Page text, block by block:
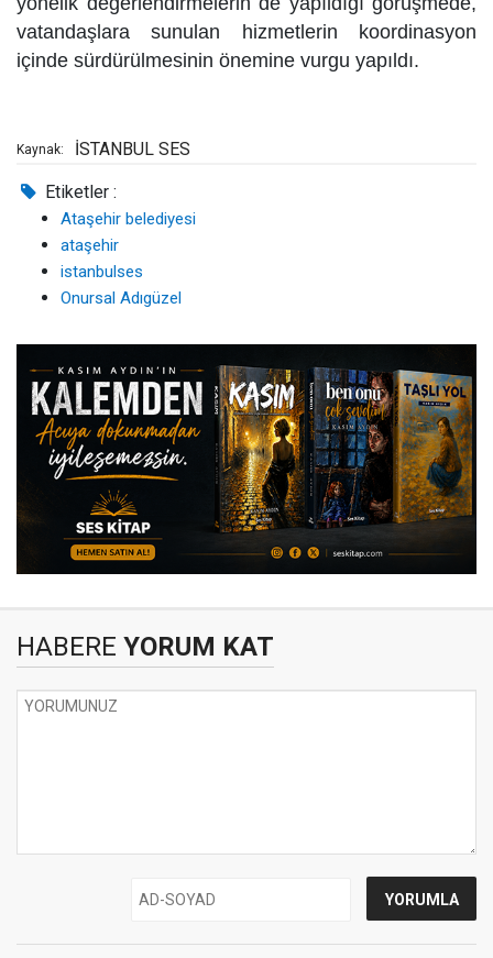
vatandaşlara sunulan hizmetlerin koordinasyon
içinde sürdürülmesinin önemine vurgu yapıldı.
Kaynak: İSTANBUL SES
Etiketler :
Ataşehir belediyesi
ataşehir
istanbulses
Onursal Adıgüzel
HABERE YORUM KAT